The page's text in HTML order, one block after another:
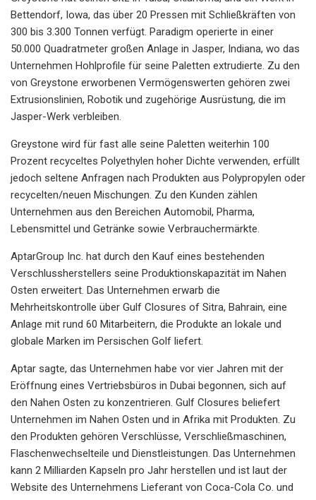
Bettendorf, Iowa, das über 20 Pressen mit Schließkräften von
300 bis 3.300 Tonnen verfügt. Paradigm operierte in einer
50.000 Quadratmeter großen Anlage in Jasper, Indiana, wo das
Unternehmen Hohlprofile für seine Paletten extrudierte. Zu den
von Greystone erworbenen Vermögenswerten gehören zwei
Extrusionslinien, Robotik und zugehörige Ausrüstung, die im
Jasper-Werk verbleiben.
Greystone wird für fast alle seine Paletten weiterhin 100
Prozent recyceltes Polyethylen hoher Dichte verwenden, erfüllt
jedoch seltene Anfragen nach Produkten aus Polypropylen oder
recycelten/neuen Mischungen. Zu den Kunden zählen
Unternehmen aus den Bereichen Automobil, Pharma,
Lebensmittel und Getränke sowie Verbrauchermärkte.
AptarGroup Inc. hat durch den Kauf eines bestehenden
Verschlussherstellers seine Produktionskapazität im Nahen
Osten erweitert. Das Unternehmen erwarb die
Mehrheitskontrolle über Gulf Closures of Sitra, Bahrain, eine
Anlage mit rund 60 Mitarbeitern, die Produkte an lokale und
globale Marken im Persischen Golf liefert.
Aptar sagte, das Unternehmen habe vor vier Jahren mit der
Eröffnung eines Vertriebsbüros in Dubai begonnen, sich auf
den Nahen Osten zu konzentrieren. Gulf Closures beliefert
Unternehmen im Nahen Osten und in Afrika mit Produkten. Zu
den Produkten gehören Verschlüsse, Verschließmaschinen,
Flaschenwechselteile und Dienstleistungen. Das Unternehmen
kann 2 Milliarden Kapseln pro Jahr herstellen und ist laut der
Website des Unternehmens Lieferant von Coca-Cola Co. und